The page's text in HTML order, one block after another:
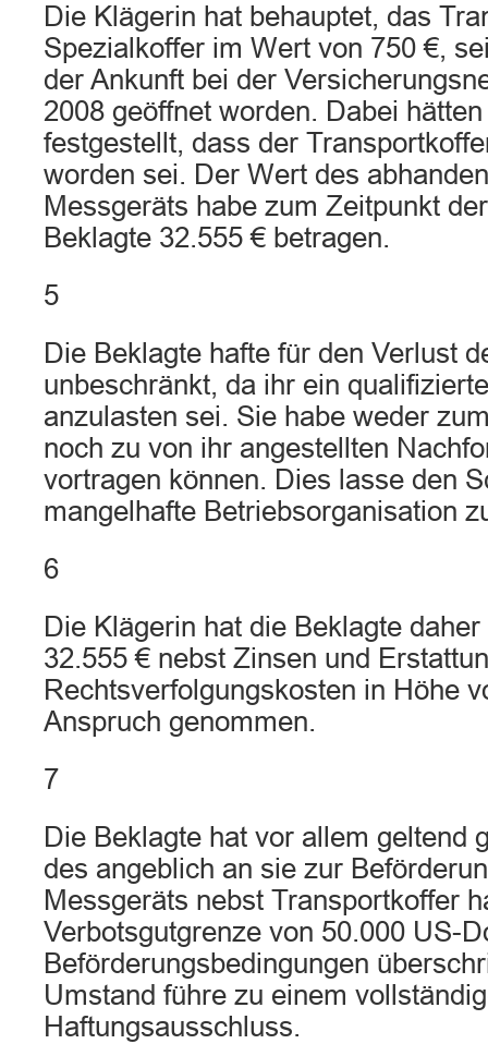
Die Klägerin hat behauptet, das
Spezialkoffer im Wert von 750 €,
der Ankunft bei der
2008 geöffnet worden. Dabei
festgestellt, dass der
worden sei. Der Wert des
Messgeräts habe zum Zeitpunkt
Beklagte 32.555 € betragen.
5
Die Beklagte hafte für den Verlust
unbeschränkt, da ihr ein
anzulasten sei. Sie habe weder
noch zu von ihr angestellten
vortragen können. Dies lasse den
mangelhafte Betriebsorganisation
6
Die Klägerin hat die Beklagte
32.555 € nebst Zinsen und
Rechtsverfolgungskosten in Höhe
Anspruch genommen.
7
Die Beklagte hat vor allem geltend
des angeblich an sie zur
Messgeräts nebst Transportkoffer
Verbotsgutgrenze von 50.000 US-
Beförderungsbedingungen
Umstand führe zu einem
Haftungsausschluss.